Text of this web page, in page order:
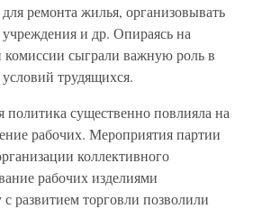
ремонта жилья, организовывать
и др. Опираясь на
сыграли важную роль в
трудящихся.
политика существенно повлияла на
рабочих. Мероприятия партии
коллективного
рабочих изделиями
развитием торговли позволили